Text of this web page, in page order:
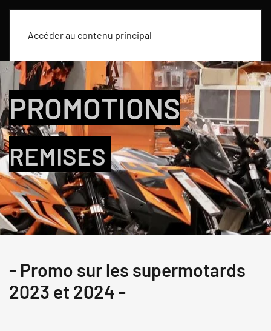
Accéder au contenu principal
PROMOTIONS
REMISES
- Promo sur les supermotards
2023 et 2024 -